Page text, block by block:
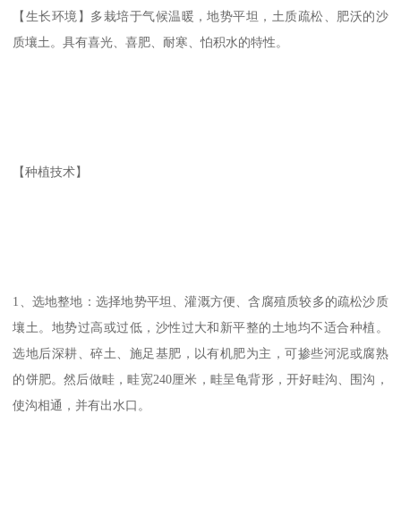
【生长环境】多栽培于气候温暖，地势平坦，土质疏松、肥沃的沙
质壤土。具有喜光、喜肥、耐寒、怕积水的特性。
【种植技术】
1、选地整地：选择地势平坦、灌溉方便、含腐殖质较多的疏松沙质
壤土。地势过高或过低，沙性过大和新平整的土地均不适合种植。
选地后深耕、碎土、施足基肥，以有机肥为主，可掺些河泥或腐熟
的饼肥。然后做畦，畦宽240厘米，畦呈龟背形，开好畦沟、围沟，
使沟相通，并有出水口。